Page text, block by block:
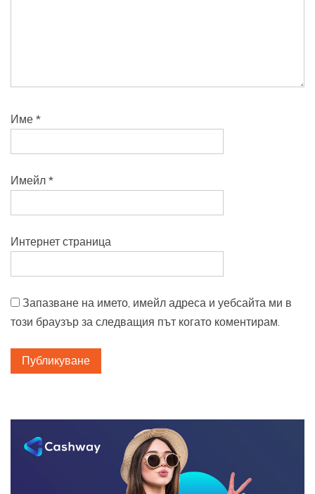
Име *
Имейл *
Интернет страница
Запазване на името, имейл адреса и уебсайта ми в
този браузър за следващия път когато коментирам.